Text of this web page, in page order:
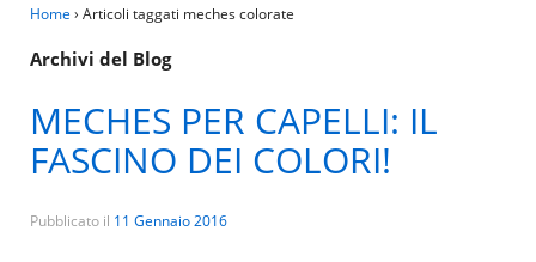
Home › Articoli taggati meches colorate
Archivi del Blog
MECHES PER CAPELLI: IL
FASCINO DEI COLORI!
Pubblicato il 11 Gennaio 2016